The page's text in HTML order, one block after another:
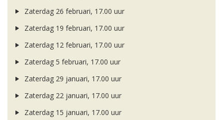
Zaterdag 26 februari, 17.00 uur
Zaterdag 19 februari, 17.00 uur
Zaterdag 12 februari, 17.00 uur
Zaterdag 5 februari, 17.00 uur
Zaterdag 29 januari, 17.00 uur
Zaterdag 22 januari, 17.00 uur
Zaterdag 15 januari, 17.00 uur